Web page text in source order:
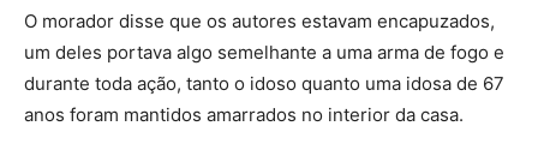
O morador disse que os autores estavam encapuzados,
um deles portava algo semelhante a uma arma de fogo e
durante toda ação, tanto o idoso quanto uma idosa de 67
anos foram mantidos amarrados no interior da casa.